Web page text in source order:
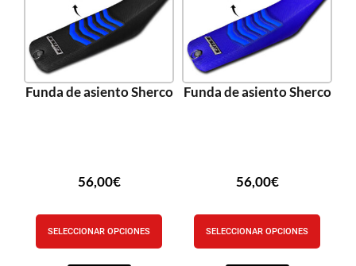
Funda de asiento Sherco
56,00€
SELECCIONAR OPCIONES
Funda de asiento Sherco
56,00€
SELECCIONAR OPCIONES